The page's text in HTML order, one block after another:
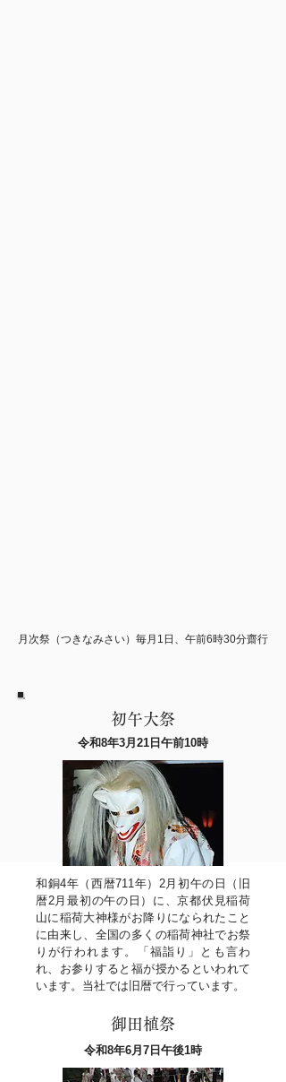
月次祭（つきなみさい）毎月1日、午前6時30分齋行
初午大祭
令和8年3月21日午前10時
和銅4年（西暦711年）2月初午の日（旧
暦2月最初の午の日）に、京都伏見稲荷
山に稲荷大神様がお降りになられたこと
に由来し、全国の多くの稲荷神社でお祭
りが行われます。「福詣り」とも言わ
れ、お参りすると福が授かるといわれて
います。当社では旧暦で行っています。
御田植祭
令和8年6月7日午後1時